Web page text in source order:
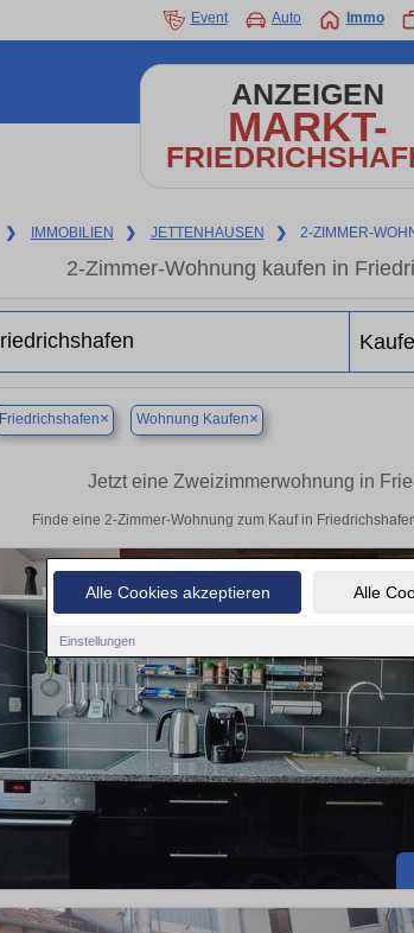
Alle Cookies akzeptieren Alle
Einstellungen
Event Auto Immo
ANZEIGEN
MARKT-
❯ IMMOBILIEN ❯ JETTENHAUSEN ❯ 2-ZIMMER-
2-Zimmer-Wohnung kaufen in
Friedrichshafen× Wohnung Kaufen×
Jetzt eine Zweizimmerwohnung in
Finde eine 2-Zimmer-Wohnung zum Kauf in